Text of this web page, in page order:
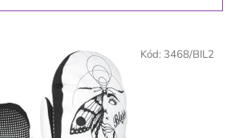
Kód: 3468/BIL2